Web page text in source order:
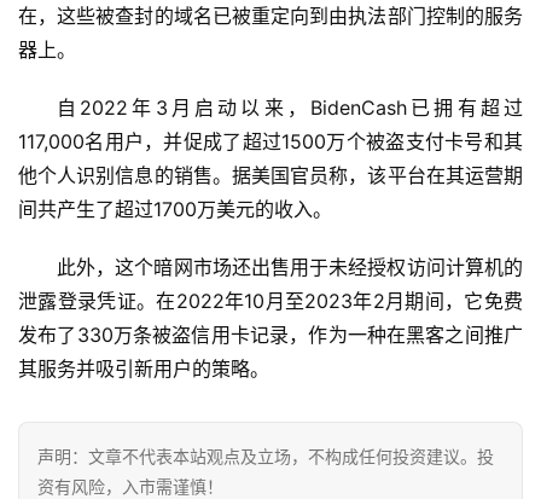
行
情
易
所
卡
电
钱
包
在，这些被查封的域名已被重定向到由执法部门控制的服务
器上。
自2022年3月启动以来，BidenCash已拥有超过
117,000名用户，并促成了超过1500万个被盗支付卡号和其
他个人识别信息的销售。据美国官员称，该平台在其运营期
间共产生了超过1700万美元的收入。
此外，这个暗网市场还出售用于未经授权访问计算机的
泄露登录凭证。在2022年10月至2023年2月期间，它免费
发布了330万条被盗信用卡记录，作为一种在黑客之间推广
其服务并吸引新用户的策略。
声明：文章不代表本站观点及立场，不构成任何投资建议。投
资有风险，入市需谨慎！